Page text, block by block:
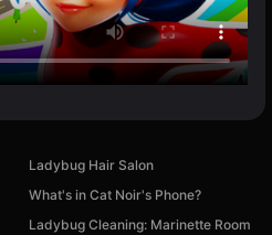
Ladybug Hair Salon
What's in Cat Noir's Phone?
Ladybug Cleaning: Marinette Room